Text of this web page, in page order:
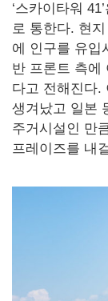
‘스카이타워
로 통한다. 현
에 인구를 유입
반 프론트 측에
다고 전해진다.
생겨났고 일본
주거시설인 만
프레이즈를 내